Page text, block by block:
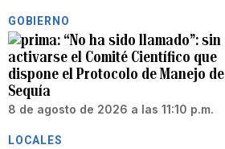
GOBIERNO
“No ha sido llamado”: sin
activarse el Comité Científico que
dispone el Protocolo de Manejo de
Sequía
8 de agosto de 2026 a las 11:10 p.m.
LOCALES